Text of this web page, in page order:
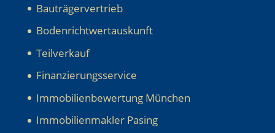
Bauträgervertrieb
Bodenrichtwertauskunft
Teilverkauf
Finanzierungsservice
Immobilienbewertung München
Immobilienmakler Pasing